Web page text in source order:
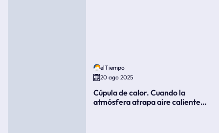
elTiempo
20 ago 2025
Cúpula de calor. Cuando la
atmósfera atrapa aire caliente